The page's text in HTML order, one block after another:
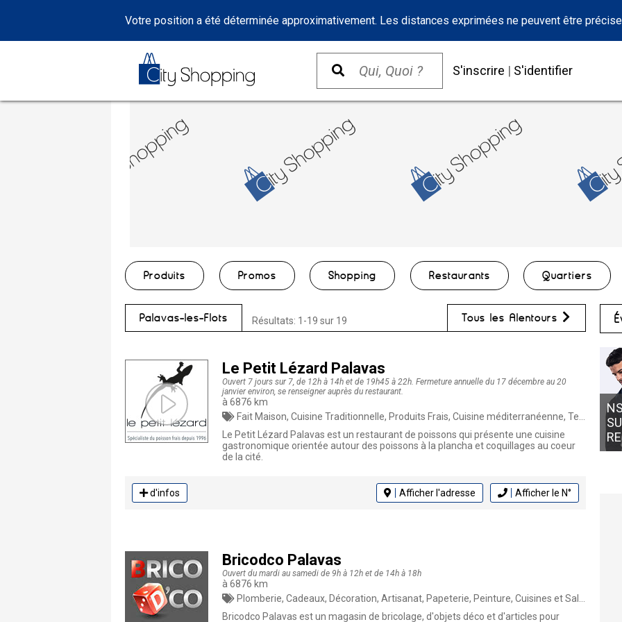
Votre position a été déterminée approximativement. Les distances exprimées ne peuvent être
S'inscrire | S'identifier
Produits Promos Shopping Restaurants Quartiers
Palavas-les-Flots Résultats: 1-19 sur 19 Tous les Alentours
Le Petit Lézard Palavas
Ouvert 7 jours sur 7, de 12h à 14h et de 19h45 à 22h. Fermeture annuelle du 17 décembre au 20
janvier environ, se renseigner auprès du restaurant.
à 6876 km
Fait Maison, Cuisine Traditionnelle, Produits Frais, Cuisine méditerranéenne, Terrasse, Cuisine Française, Poissons et Fruits de Mer
Le Petit Lézard Palavas est un restaurant de poissons qui présente une cuisine
gastronomique orientée autour des poissons à la plancha et coquillages au coeur
de la cité.
d'infos Afficher l'adresse Afficher le N°
Bricodco Palavas
Ouvert du mardi au samedi de 9h à 12h et de 14h à 18h
à 6876 km
Plomberie, Cadeaux, Décoration, Artisanat, Papeterie, Peinture, Cuisines et Salles de Bain, Maison & Déco, Aides et Services, Animaux admis, Bricolage, Quincaillerie
Bricodco Palavas est un magasin de bricolage, d'objets déco et d'articles pour
SUR-MESURE À -20 % POUR LA
RENTRÉE